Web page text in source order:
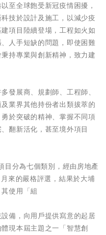
至全球飽受新冠疫情困擾，
技於設計及施工，以減少疫
項目陸續登場，工程如火如
人手短缺的問題，即使困難
持專業與創新精神，致力建
發展商、規劃師、工程師、
業界其他持份者出類拔萃的
於突破的精神、掌握不同項
翻新活化，甚至境外項目
目分為七個類別，經由房地產
來的嚴格評選，結果於大埔
使用「組
備，向用戶提供寫意的起居
現本屆主題之一「智慧創